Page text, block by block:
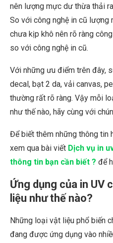
nên lượng mực dư thừa thải
So với công nghệ in cũ lượng
chưa kịp khô nên rõ ràng
so với công nghệ in cũ.
Với những ưu điểm trên đây,
decal, bạt 2 da, vải canvas,
thường rất rõ ràng. Vậy mỗi
như thế nào, hãy cùng với
Để biết thêm những thông tin
xem qua bài viết Dịch vụ in
thông tin bạn cần biết ? để
Ứng dụng của in UV
liệu như thế nào?
Những loại vật liệu phổ biến
đang được ứng dụng vào